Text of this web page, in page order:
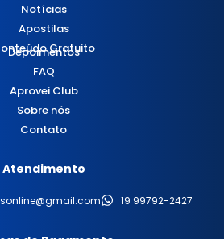
Notícias
Apostilas
Gratuito
Depoimentos
FAQ
Aprovei Club
Sobre nós
Contato
Atendimento
19 99792-2427